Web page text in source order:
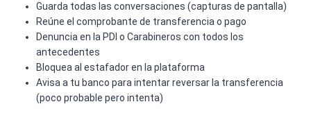
Guarda todas las conversaciones (capturas de pantalla)
Reúne el comprobante de transferencia o pago
Denuncia en la PDI o Carabineros con todos los
antecedentes
Bloquea al estafador en la plataforma
Avisa a tu banco para intentar reversar la transferencia
(poco probable pero intenta)